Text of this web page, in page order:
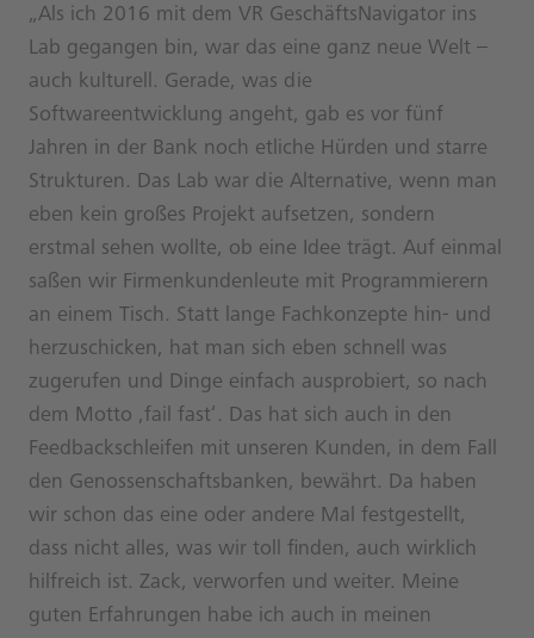
„Als ich 2016 mit dem VR GeschäftsNavigator ins
Lab gegangen bin, war das eine ganz neue Welt –
auch kulturell. Gerade, was die
Softwareentwicklung angeht, gab es vor fünf
Jahren in der Bank noch etliche Hürden und starre
Strukturen. Das Lab war die Alternative, wenn man
eben kein großes Projekt aufsetzen, sondern
erstmal sehen wollte, ob eine Idee trägt. Auf einmal
saßen wir Firmenkundenleute mit Programmierern
an einem Tisch. Statt lange Fachkonzepte hin- und
herzuschicken, hat man sich eben schnell was
zugerufen und Dinge einfach ausprobiert, so nach
dem Motto ‚fail fast‘. Das hat sich auch in den
Feedbackschleifen mit unseren Kunden, in dem Fall
den Genossenschaftsbanken, bewährt. Da haben
wir schon das eine oder andere Mal festgestellt,
dass nicht alles, was wir toll finden, auch wirklich
hilfreich ist. Zack, verworfen und weiter. Meine
guten Erfahrungen habe ich auch in meinen